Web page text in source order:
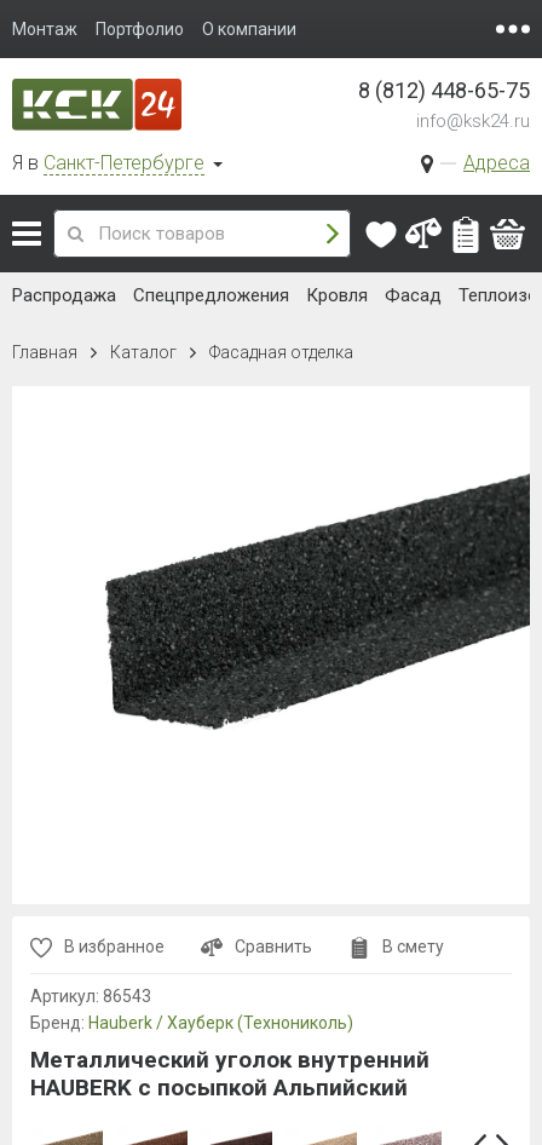
Монтаж Портфолио О компании
Я в Санкт-Петербурге Адреса
8 (812) 448-65-75
info@ksk24.ru
Распродажа Спецпредложения Кровля Фасад
Главная Каталог Фасадная отделка
В избранное Сравнить В смету
Артикул: 86543
Бренд: Hauberk / Хауберк (Технониколь)
Металлический уголок внутренний
HAUBERK с посыпкой Альпийский